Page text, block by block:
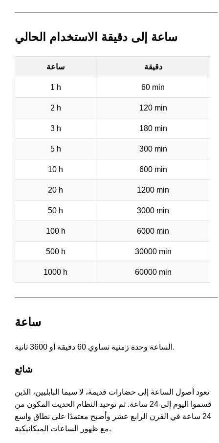
ساعة إلى دقيقة الاستخدام الحالي
ساعة دقيقة
1 h 60 min
2 h 120 min
3 h 180 min
5 h 300 min
10 h 600 min
20 h 1200 min
50 h 3000 min
100 h 6000 min
500 h 30000 min
1000 h 60000 min
ساعة
الساعة وحدة زمنية تساوي 60 دقيقة أو 3600 ثانية.
شائع
تعود أصول الساعة إلى حضارات قديمة، لا سيما البابليين، الذين
قسموا اليوم إلى 24 ساعة. تم توحيد النظام الحديث المكون من
24 ساعة في القرن الرابع عشر وأصبح معتمدًا على نطاق واسع
مع ظهور الساعات الميكانيكية.